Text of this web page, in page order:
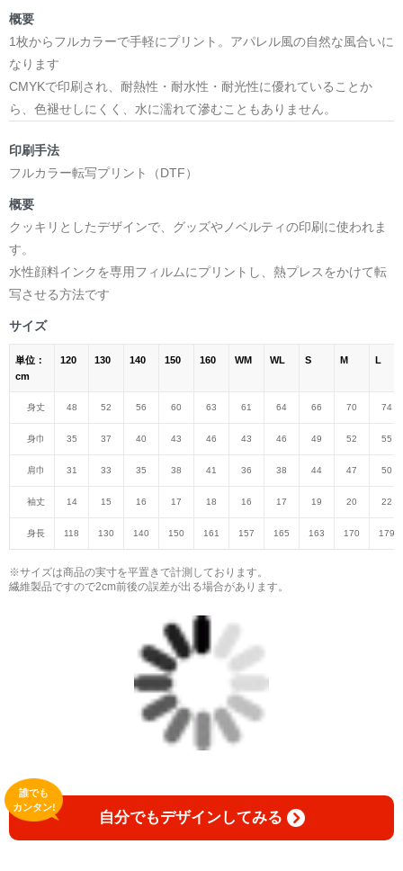
概要
1枚からフルカラーで手軽にプリント。アパレル風の自然な風合いに
なります
CMYKで印刷され、耐熱性・耐水性・耐光性に優れていることか
ら、色褪せしにくく、水に濡れて滲むこともありません。
印刷手法
フルカラー転写プリント（DTF）
概要
クッキリとしたデザインで、グッズやノベルティの印刷に使われま
す。
水性顔料インクを専用フィルムにプリントし、熱プレスをかけて転
写させる方法です
サイズ
単位：
cm
120 130 140 150 160 WM WL S M L
身丈 48 52 56 60 63 61 64 66 70 74
身巾 35 37 40 43 46 43 46 49 52 55
肩巾 31 33 35 38 41 36 38 44 47 50
袖丈 14 15 16 17 18 16 17 19 20 22
身長 118 130 140 150 161 157 165 163 170 179
※サイズは商品の実寸を平置きで計測しております。
繊維製品ですので2cm前後の誤差が出る場合があります。
自分でもデザインしてみる
誰でも
カンタン!